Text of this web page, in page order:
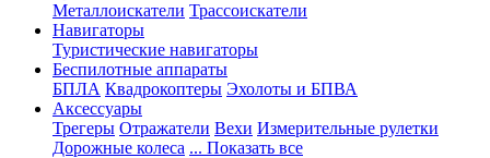
Металлоискатели Трассоискатели
Навигаторы
Туристические навигаторы
Беспилотные аппараты
БПЛА Квадрокоптеры Эхолоты и БПВА
Аксессуары
Трегеры Отражатели Вехи Измерительные рулетки
Дорожные колеса ... Показать все